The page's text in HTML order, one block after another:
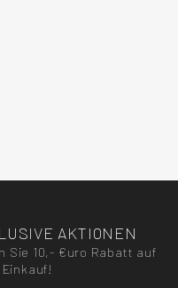
AKTIONEN
Sie 10,- €uro Rabatt auf